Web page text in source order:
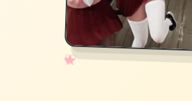
✧
♡
★
♥